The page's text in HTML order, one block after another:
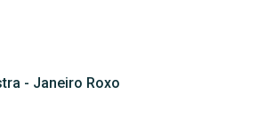
- Janeiro Roxo